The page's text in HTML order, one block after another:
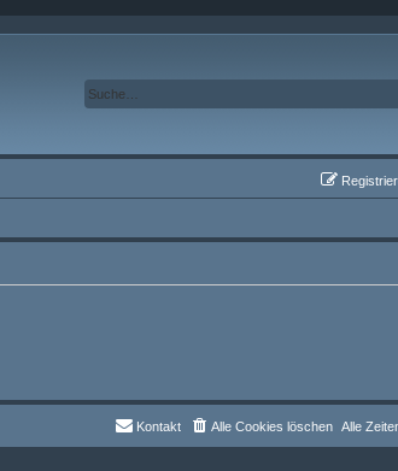
Alle
Alle Cookies löschen
Kontakt